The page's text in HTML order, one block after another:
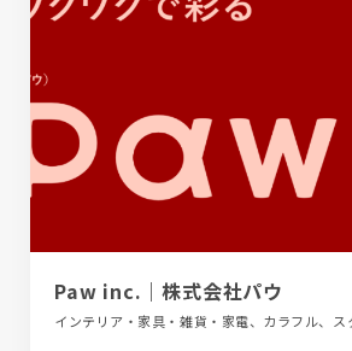
Paw inc.｜株式会社パウ